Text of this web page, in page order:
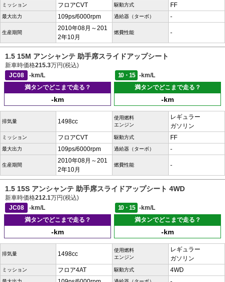
ミッション フロアCVT 駆動方式 FF
最大出力 109ps/6000rpm 過給器（ターボ） -
生産期間
2010年08月～201
2年10月
燃費性能 -
1.5 15M アンシャンテ 助手席スライドアップシート
新車時価格215.3万円(税込)
JC08
-km/L 10・15
-km/L
満タンでどこまで走る？
-km
満タンでどこまで走る？
-km
排気量 1498cc
使用燃料
エンジン
レギュラー
ガソリン
ミッション フロアCVT 駆動方式 FF
最大出力 109ps/6000rpm 過給器（ターボ） -
生産期間
2010年08月～201
2年10月
燃費性能 -
1.5 15S アンシャンテ 助手席スライドアップシート 4WD
新車時価格212.1万円(税込)
JC08
-km/L 10・15
-km/L
満タンでどこまで走る？
-km
満タンでどこまで走る？
-km
排気量 1498cc
使用燃料
エンジン
レギュラー
ガソリン
ミッション フロア4AT 駆動方式 4WD